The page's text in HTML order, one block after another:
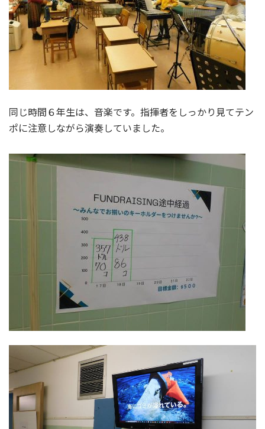
同じ時間６年生は、音楽です。指揮者をしっかり見てテン
ポに注意しながら演奏していました。